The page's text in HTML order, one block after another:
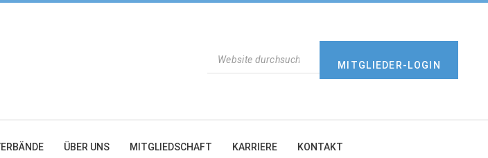
MITGLIEDER-LOGIN
ÜBER UNS MITGLIEDSCHAFT KARRIERE KONTAKT